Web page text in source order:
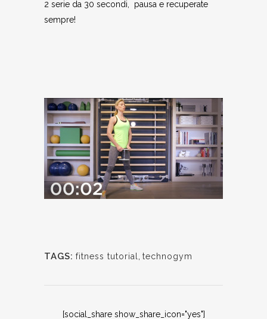
2 serie da 30 secondi, pausa e recuperate
sempre!
TAGS: fitness tutorial technogym
[social_share show_share_icon="yes"]